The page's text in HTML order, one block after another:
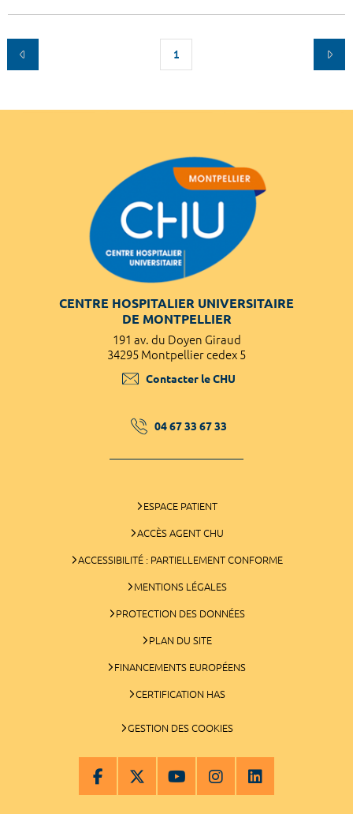
1
CENTRE HOSPITALIER UNIVERSITAIRE
DE MONTPELLIER
191 av. du Doyen Giraud
34295 Montpellier cedex 5
Contacter le CHU
04 67 33 67 33
ESPACE PATIENT
ACCÈS AGENT CHU
ACCESSIBILITÉ : PARTIELLEMENT CONFORME
MENTIONS LÉGALES
PROTECTION DES DONNÉES
PLAN DU SITE
FINANCEMENTS EUROPÉENS
CERTIFICATION HAS
GESTION DES COOKIES